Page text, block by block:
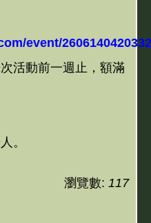
event/
活動前一週止，額滿
。
瀏覽數: 117